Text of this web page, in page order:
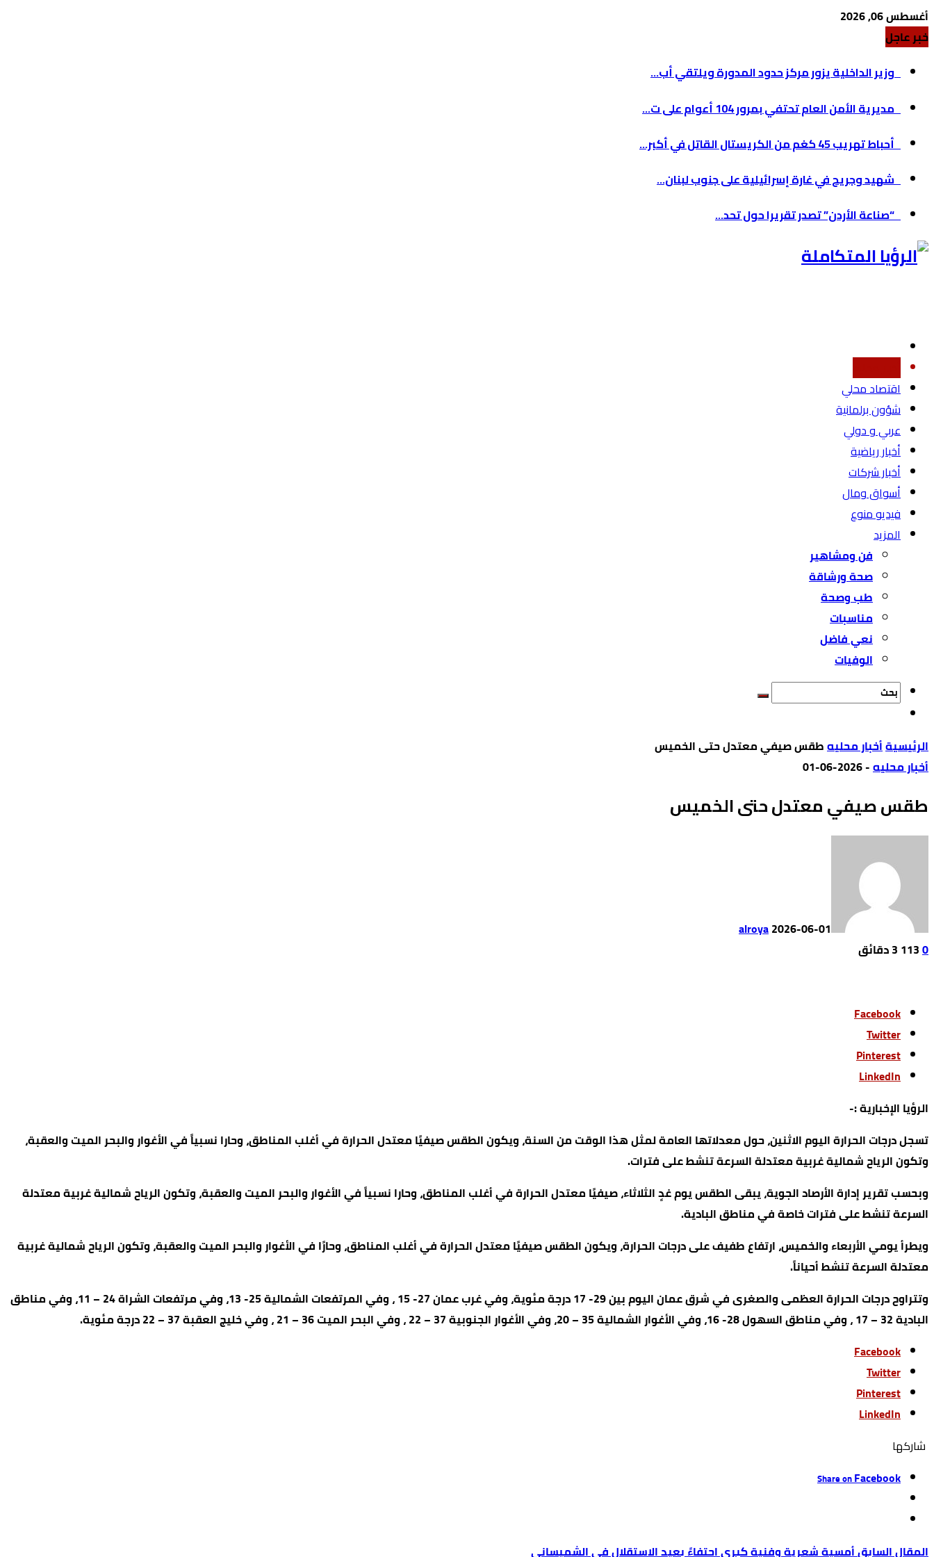
أغسطس 06, 2026
خبر عاجل
وزير الداخلية يزور مركز حدود المدورة ويلتقي أب...
مديرية الأمن العام تحتفي بمرور 104 أعوام على ت...
أحباط تهريب 45 كغم من الكريستال القاتل في أكبر...
شهيد وجريح في غارة إسرائيلية على جنوب لبنان...
“صناعة الأردن” تصدر تقريرا حول تحد...
اقتصاد محلي
شؤون برلمانية
عربي و دولي
أخبار رياضية
أخبار شركات
أسواق ومال
فيديو منوع
المزيد
فن ومشاهير
صحة ورشاقة
طب وصحة
مناسبات
نعي فاضل
الوفيات
‫الرئيسية‬أخبار محليهطقس صيفي معتدل حتى الخميس
أخبار محليه-
2026-06-01
طقس صيفي معتدل حتى الخميس
alroya2026-06-01
0
113 3 ‫دقائق‬
Facebook
Twitter
Pinterest
LinkedIn
الرؤيا الإخبارية :-
تسجل درجات الحرارة اليوم الاثنين، حول معدلاتها العامة لمثل هذا الوقت من السنة، ويكون الطقس صيفيًا معتدل الحرارة في أغلب المناطق، وحارا نسبياً في الأغوار والبحر الميت والعقبة،
وتكون الرياح شمالية غربية معتدلة السرعة تنشط على فترات.
وبحسب تقرير إدارة الأرصاد الجوية، يبقى الطقس يوم غدٍ الثلاثاء، صيفيًا معتدل الحرارة في أغلب المناطق، وحارا نسبياً في الأغوار والبحر الميت والعقبة، وتكون الرياح شمالية غربية معتدلة
السرعة تنشط على فترات خاصة في مناطق البادية.
ويطرأ يومي الأربعاء والخميس، ارتفاع طفيف على درجات الحرارة، ويكون الطقس صيفيًا معتدل الحرارة في أغلب المناطق، وحارًا في الأغوار والبحر الميت والعقبة، وتكون الرياح شمالية غربية
معتدلة السرعة تنشط أحياناً.
وتتراوح درجات الحرارة العظمى والصغرى في شرق عمان اليوم بين 29- 17 درجة مئوية، وفي غرب عمان 27- 15 ، وفي المرتفعات الشمالية 25- 13، وفي مرتفعات الشراة 24 – 11، وفي مناطق
البادية 32 – 17 ، وفي مناطق السهول 28- 16، وفي الأغوار الشمالية 35 – 20، وفي الأغوار الجنوبية 37 – 22 ، وفي البحر الميت 36 – 21 ، وفي خليج العقبة 37 – 22 درجة مئوية.
Facebook
Twitter
Pinterest
LinkedIn
‫‫ شاركها‬
Share onFacebook
أمسية شعرية وفنية كبرى احتفاءً بعيد الاستقلال في الشميساني